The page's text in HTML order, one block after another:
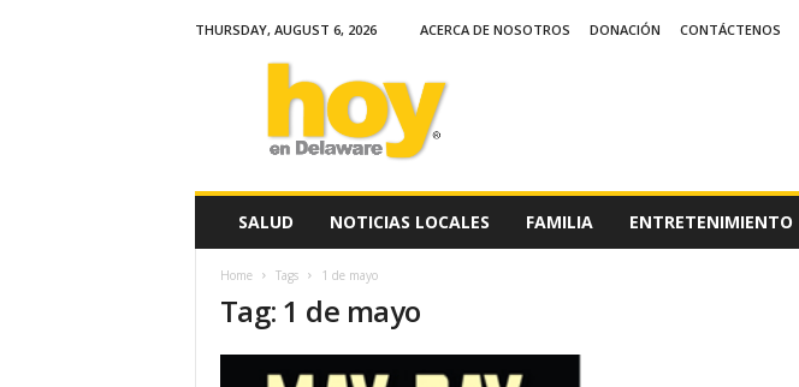
THURSDAY, AUGUST 6, 2026 ACERCA DE NOSOTROS DONACIÓN CONTÁCTENOS
SALUD NOTICIAS LOCALES FAMILIA ENTRETENIMIENTO
Home Tags 1 de mayo
Tag: 1 de mayo